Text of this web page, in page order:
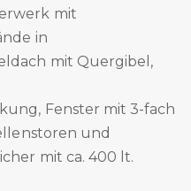
mit
in
mit Quergibel,
Fenster mit 3-fach
und
mit ca. 400 lt.